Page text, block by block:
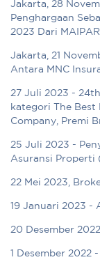
Jakarta, 28
Penghargaan
2023 Dari
Jakarta, 21
Antara MNC
27 Juli 2023 -
kategori The Best
Company, Premi
25 Juli 2023 -
Asuransi Properti
22 Mei 2023,
19 Januari 2023 -
20 Desember
1 Desember 2022